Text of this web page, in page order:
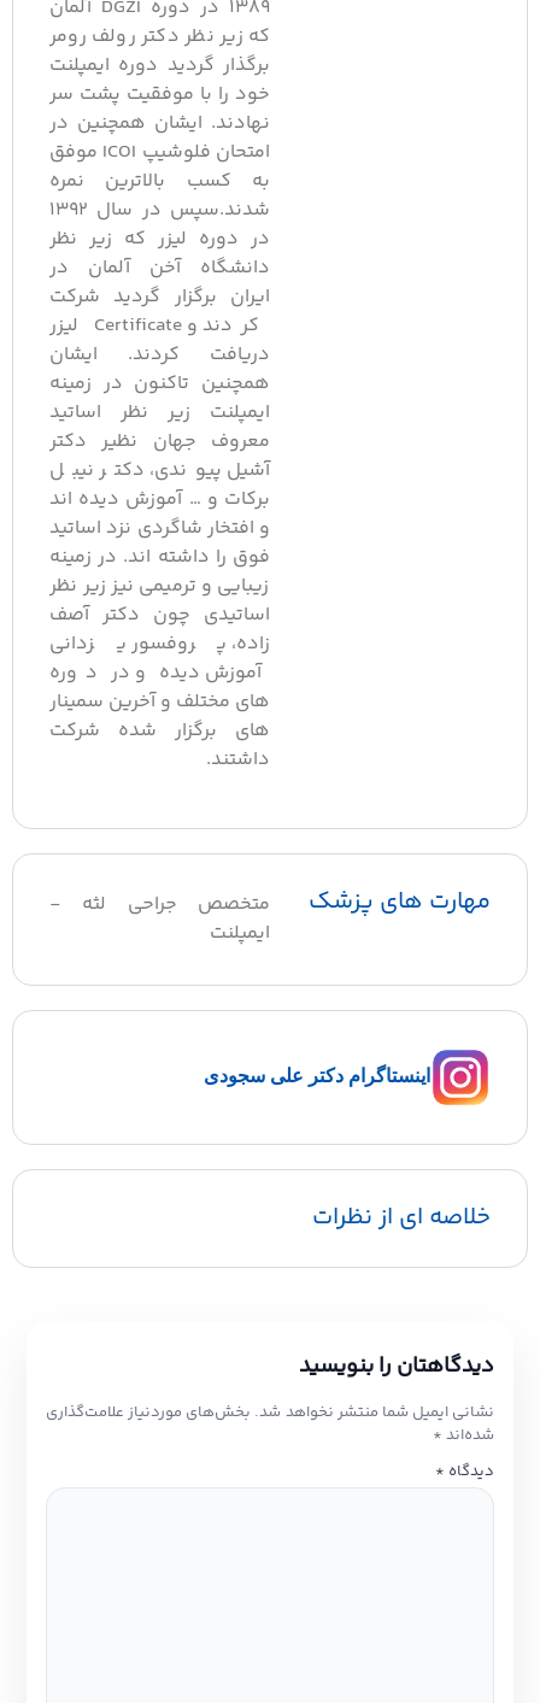
1389 در دوره DGZI آلمان
که زیر نظر دکتر رولف رومر
برگذار گردید دوره ایمپلنت
خود را با موفقیت پشت سر
نهادند. ایشان همچنین در
امتحان فلوشیپ ICOI موفق
به کسب بالاترین نمره
شدند.سپس در سال 1392
در دوره لیزر که زیر نظر
دانشگاه آخن آلمان در
ایران برگزار گردید شرکت
کردند و Certificate لیزر
دریافت کردند. ایشان
همچنین تاکنون در زمینه
ایمپلنت زیر نظر اساتید
معروف جهان نظیر دکتر
آشیل پیوندی، دکتر نیبل
برکات و … آموزش دیده اند
و افتخار شاگردی نزد اساتید
فوق را داشته اند. در زمینه
زیبایی و ترمیمی نیز زیر نظر
اساتیدی چون دکتر آصف
زاده، پروفسور یزدانی
آموزش دیده و در دوره
های مختلف و آخرین سمینار
های برگزار شده شرکت
داشتند.
مهارت های پزشک
متخصص جراحی لثه -
ایمپلنت
اینستاگرام دکتر علی سجودی
خلاصه ای از نظرات
دیدگاهتان را بنویسید
نشانی ایمیل شما منتشر نخواهد شد. بخش‌های موردنیاز علامت‌گذاری
شده‌اند*
دیدگاه*